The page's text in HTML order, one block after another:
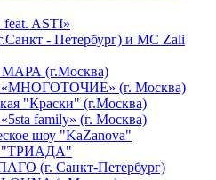
ASTI»
- Петербург) и MC Zali
МАРА (г.Москва)
«МНОГОТОЧИЕ» (г. Москва)
"Краски" (г.Москва)
family» (г. Москва)
шоу "KaZanova"
"ТРИАДА"
(г. Санкт-Петербург)